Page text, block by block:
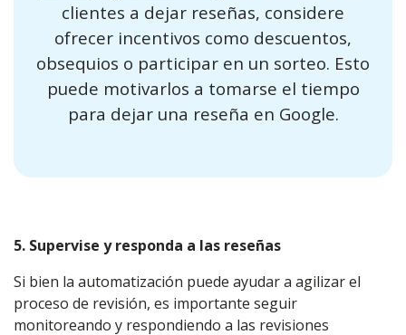
clientes a dejar reseñas, considere
ofrecer incentivos como descuentos,
obsequios o participar en un sorteo. Esto
puede motivarlos a tomarse el tiempo
para dejar una reseña en Google.
5. Supervise y responda a las reseñas
Si bien la automatización puede ayudar a agilizar el
proceso de revisión, es importante seguir
monitoreando y respondiendo a las revisiones